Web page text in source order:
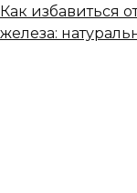
Как избавиться
железа: